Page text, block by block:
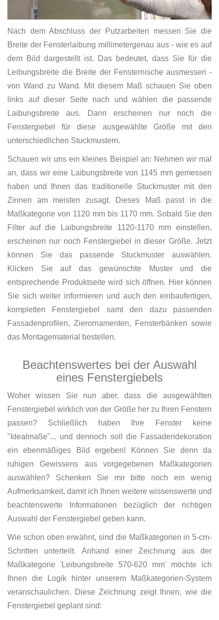
Nach dem Abschluss der Putzarbeiten messen Sie die
Breite der Fensterlaibung millimetergenau aus - wie es auf
dem Bild dargestellt ist. Das bedeutet, dass Sie für die
Leibungsbreite die Breite der Fensternische ausmessen -
von Wand zu Wand. Mit diesem Maß schauen Sie oben
links auf dieser Seite nach und wählen die passende
Laibungsbreite aus. Dann erscheinen nur noch die
Fenstergiebel für diese ausgewählte Größe mit den
unterschiedlichen Stuckmustern.
Schauen wir uns ein kleines Beispiel an: Nehmen wir mal
an, dass wir eine Laibungsbreite von 1145 mm gemessen
haben und Ihnen das traditionelle Stuckmuster mit den
Zinnen am meisten zusagt. Dieses Maß passt in die
Maßkategorie von 1120 mm bis 1170 mm. Sobald Sie den
Filter auf die Laibungsbreite 1120-1170 mm einstellen,
erscheinen nur noch Fenstergiebel in dieser Größe. Jetzt
können Sie das passende Stuckmuster auswählen.
Klicken Sie auf das gewünschte Muster und die
entsprechende Produktseite wird sich öffnen. Hier können
Sie sich weiter informieren und auch den einbaufertigen,
kompletten Fenstergiebel samt den dazu passenden
Fassadenprofilen, Zierornamenten, Fensterbänken sowie
das Montagematerial bestellen.
Beachtenswertes bei der Auswahl
eines Fenstergiebels
Woher wissen Sie nun aber, dass die ausgewählten
Fenstergiebel wirklich von der Größe her zu Ihren Fenstern
passen? Schließlich haben Ihre Fenster keine
"Idealmaße"... und dennoch soll die Fassadendekoration
ein ebenmäßiges Bild ergeben! Können Sie denn da
ruhigen Gewissens aus vorgegebenen Maßkategorien
auswählen? Schenken Sie mir bitte noch ein wenig
Aufmerksamkeit, damit ich Ihnen weitere wissenswerte und
beachtenswerte Informationen bezüglich der richtigen
Auswahl der Fenstergiebel geben kann.
Wie schon oben erwähnt, sind die Maßkategorien in 5-cm-
Schritten unterteilt. Anhand einer Zeichnung aus der
Maßkategorie 'Leibungsbreite 570-620 mm' möchte ich
Ihnen die Logik hinter unserem Maßkategorien-System
veranschaulichen. Diese Zeichnung zeigt Ihnen, wie die
Fenstergiebel geplant sind: